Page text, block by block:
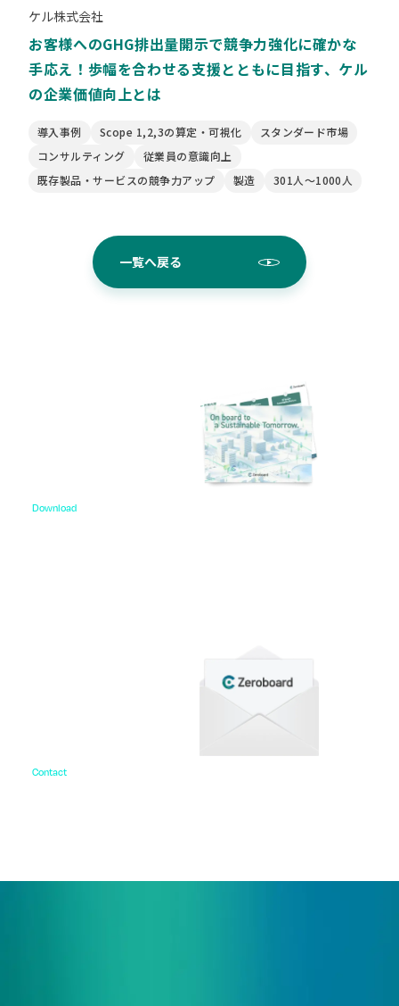
ケル株式会社
お客様へのGHG排出量開示で競争力強化に確かな
手応え！歩幅を合わせる支援とともに目指す、ケル
の企業価値向上とは
導入事例 Scope 1,2,3の算定・可視化
スタンダード市場
コンサルティング
従業員の意識向上
既存製品・サービスの競争力アップ
製造 301人〜1000人
一覧へ戻る
Download
Contact